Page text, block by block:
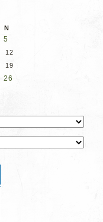
N
5
12
19
26